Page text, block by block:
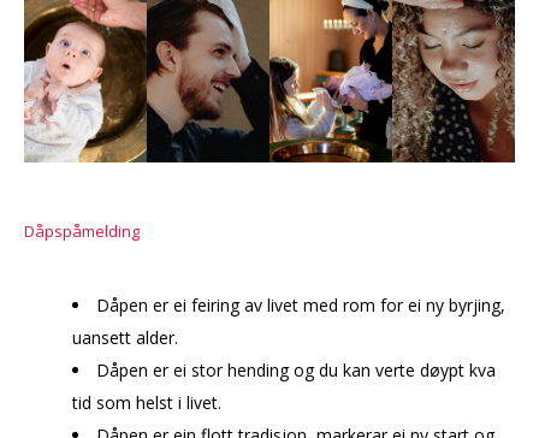
Dåpspåmelding
Dåpen er ei feiring av livet med rom for ei ny byrjing,
uansett alder.
Dåpen er ei stor hending og du kan verte døypt kva
tid som helst i livet.